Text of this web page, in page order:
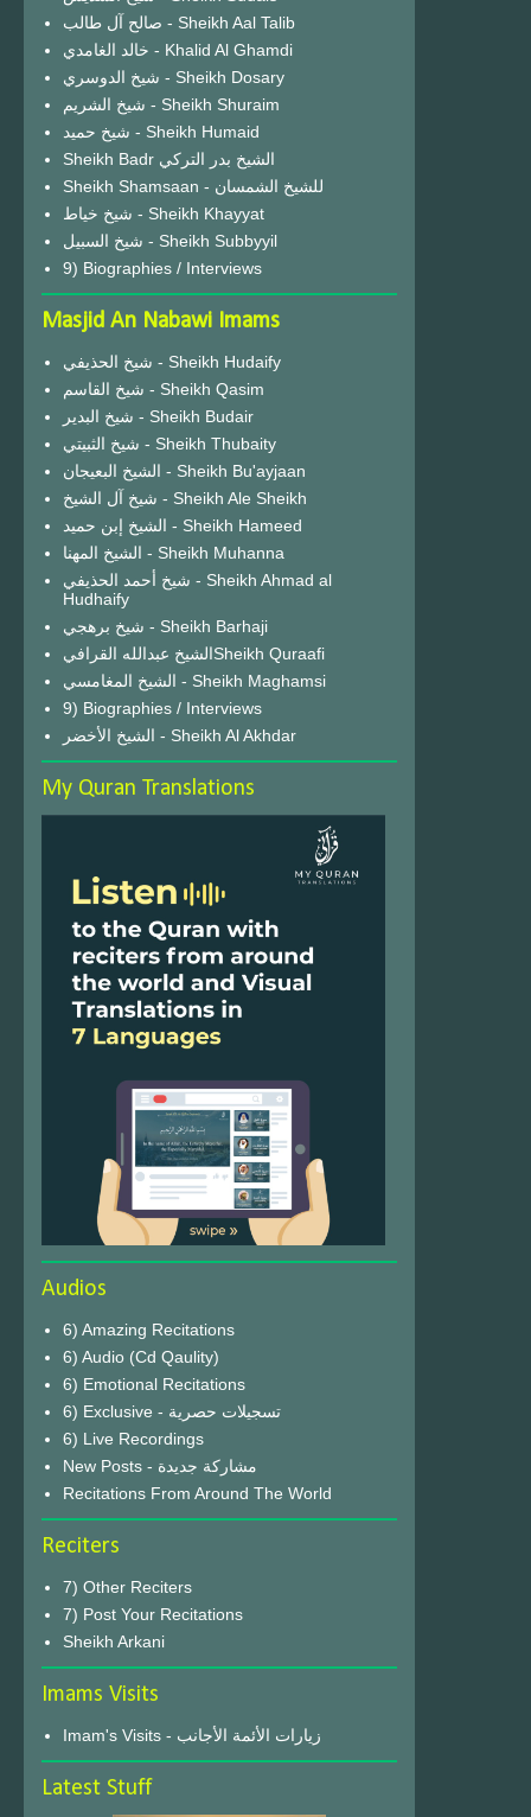
صالح آل طالب - Sheikh Aal Talib
خالد الغامدي - Khalid Al Ghamdi
شيخ الدوسري - Sheikh Dosary
شيخ الشريم - Sheikh Shuraim
شيخ حميد - Sheikh Humaid
Sheikh Badr الشيخ بدر التركي
Sheikh Shamsaan - للشيخ الشمسان
شيخ خياط - Sheikh Khayyat
شيخ السبيل - Sheikh Subbyyil
9) Biographies / Interviews
Masjid An Nabawi Imams
شيخ الحذيفي - Sheikh Hudaify
شيخ القاسم - Sheikh Qasim
شيخ البدير - Sheikh Budair
شيخ الثبيتي - Sheikh Thubaity
الشيخ البعيجان - Sheikh Bu'ayjaan
شيخ آل الشيخ - Sheikh Ale Sheikh
الشيخ إبن حميد - Sheikh Hameed
الشيخ المهنا - Sheikh Muhanna
شيخ أحمد الحذيفي - Sheikh Ahmad al
Hudhaify
شيخ برهجي - Sheikh Barhaji
الشيخ عبدالله القرافيSheikh Quraafi
الشيخ المغامسي - Sheikh Maghamsi
9) Biographies / Interviews
الشيخ الأخضر - Sheikh Al Akhdar
My Quran Translations
Audios
6) Amazing Recitations
6) Audio (Cd Qaulity)
6) Emotional Recitations
6) Exclusive - تسجيلات حصرية
6) Live Recordings
New Posts - مشاركة جديدة
Recitations From Around The World
Reciters
7) Other Reciters
7) Post Your Recitations
Sheikh Arkani
Imams Visits
Imam's Visits - زيارات الأئمة الأجانب
Latest Stuff